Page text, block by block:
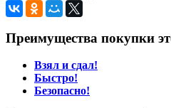
Преимущества покупки
Взял и сдал!
Быстро!
Безопасно!